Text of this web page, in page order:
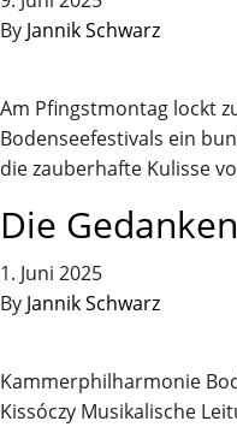
By Jannik Schwarz
Am Pfingstmontag lockt
Bodenseefestivals ein
die zauberhafte Kulisse
Die
1. Juni 2025
By Jannik Schwarz
Kammerphilharmonie
Kissóczy Musikalische